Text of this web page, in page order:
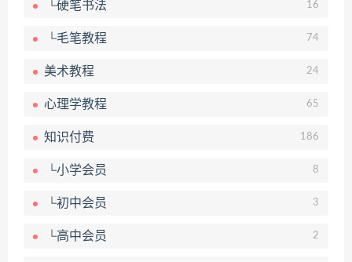
└硬笔书法 16
└毛笔教程 74
美术教程 24
心理学教程 65
知识付费 186
└小学会员 8
└初中会员 3
└高中会员 2